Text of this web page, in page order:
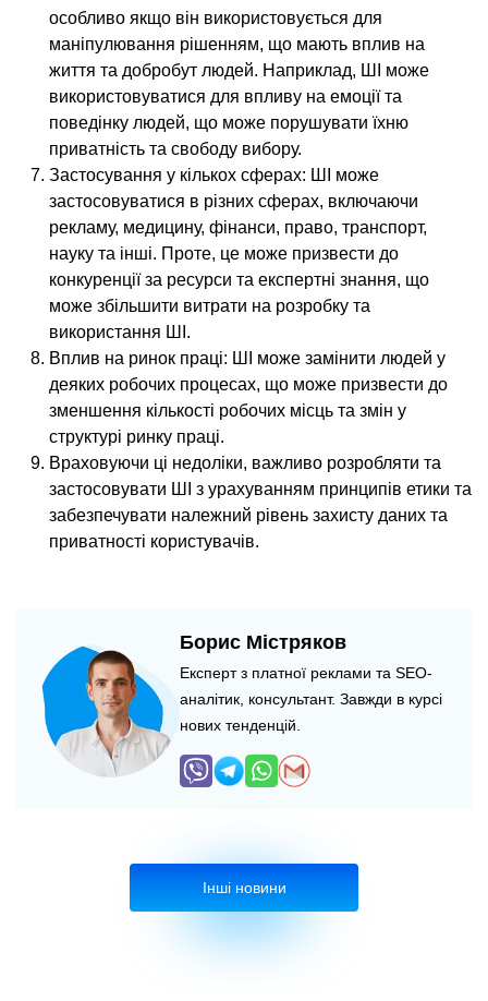
особливо якщо він використовується для
маніпулювання рішенням, що мають вплив на
життя та добробут людей. Наприклад, ШІ може
використовуватися для впливу на емоції та
поведінку людей, що може порушувати їхню
приватність та свободу вибору.
Застосування у кількох сферах: ШІ може
застосовуватися в різних сферах, включаючи
рекламу, медицину, фінанси, право, транспорт,
науку та інші. Проте, це може призвести до
конкуренції за ресурси та експертні знання, що
може збільшити витрати на розробку та
використання ШІ.
Вплив на ринок праці: ШІ може замінити людей у
деяких робочих процесах, що може призвести до
зменшення кількості робочих місць та змін у
структурі ринку праці.
Враховуючи ці недоліки, важливо розробляти та
застосовувати ШІ з урахуванням принципів етики та
забезпечувати належний рівень захисту даних та
приватності користувачів.
Борис Містряков
Експерт з платної реклами та SEO-
аналітик, консультант. Завжди в курсі
нових тенденцій.
Інші новини